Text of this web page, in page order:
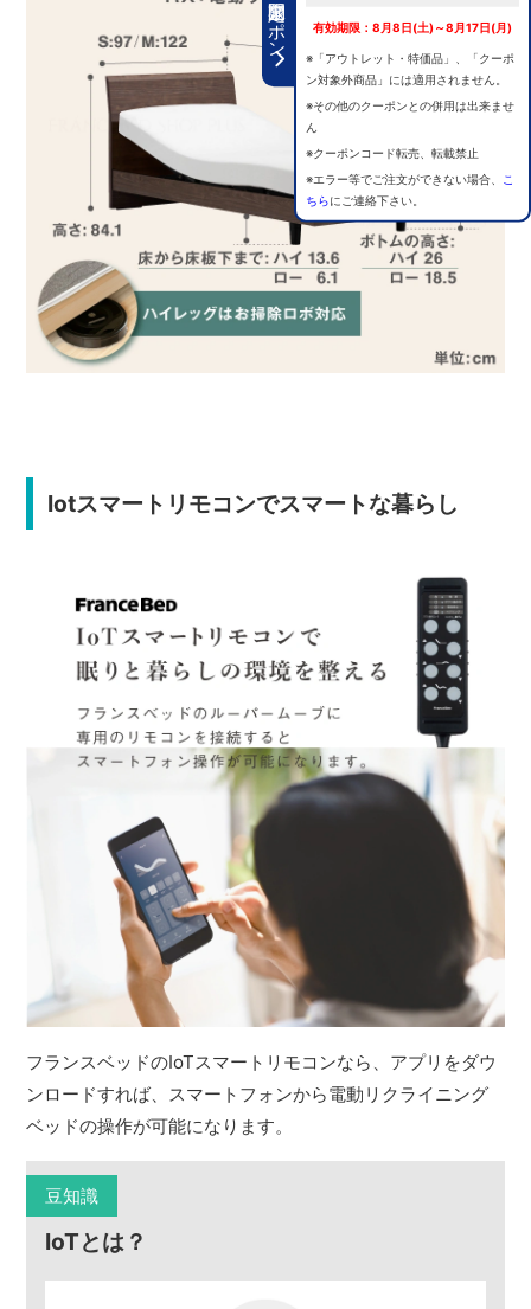
期間限定クーポン 有効期限：8月8日(土)～8月17日(月)
※「アウトレット・特価品」、「クーポ
ン対象外商品」には適用されません。
※その他のクーポンとの併用は出来ませ
ん
※クーポンコード転売、転載禁止
※エラー等でご注文ができない場合、
こ
ちらにご連絡下さい。
Iotスマートリモコンでスマートな暮らし
フランスベッドのIoTスマートリモコンなら、アプリをダウ
ンロードすれば、スマートフォンから電動リクライニング
ベッドの操作が可能になります。
豆知識
IoTとは？